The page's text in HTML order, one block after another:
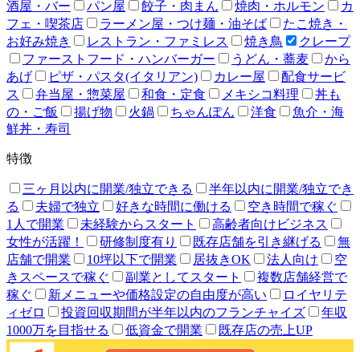
酒屋・バー
パン屋 餃子・肉まん 焼肉・ホルモン
カ
フェ・喫茶店
ラーメン屋・つけ麺・油そば
たこ焼き・
お好み焼き
レストラン・ファミレス 焼き鳥
クレープ
ファーストフード・ハンバーガー
うどん・蕎麦
から
あげ
ピザ・パスタ(イタリアン) カレー屋
配食サービ
ス
弁当屋・惣菜屋 和食・定食 メキシコ料理
丼も
の・ご飯
揚げ物 火鍋 ちゃんぽん 洋食
魚介・海
鮮丼・寿司
特徴
三ヶ月以内に開業/独立できる
半年以内に開業/独立でき
る
夫婦で独立 好きな時間に働ける
空き時間で稼ぐ
1人で開業
未経験からスタート
高齢者向けビジネス
女性が活躍！
研修制度有り 既存店舗を引き継げる
無
店舗で開業
10坪以下で開業 居抜きOK 法人向け
空
きスペースで稼ぐ
副業としてスタート
複数店舗経営で
稼ぐ
新メニューや価格設定の自由度が高い
ロイヤリテ
ィゼロ
投資回収期間が半年以内のフランチャイズ
年収
1000万を目指せる
低資金で開業 既存店の売上UP